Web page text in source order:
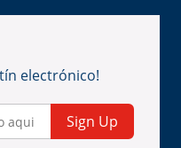
electrónico!
Sign Up